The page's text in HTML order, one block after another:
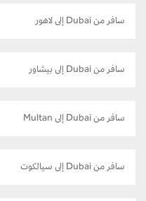
سافر من Dubai إلى لاهور
سافر من Dubai إلى بيشاور
سافر من Dubai إلى Multan
سافر من Dubai إلى سيالكوت